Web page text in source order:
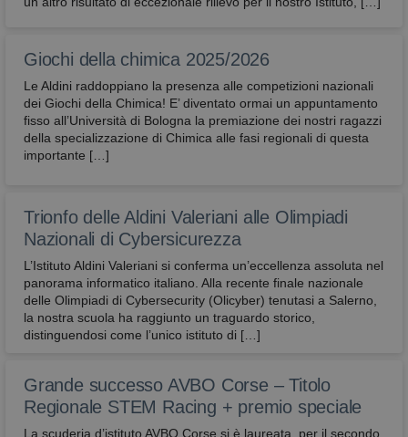
Giochi della chimica 2025/2026
Le Aldini raddoppiano la presenza alle competizioni nazionali
dei Giochi della Chimica! E’ diventato ormai un appuntamento
fisso all’Università di Bologna la premiazione dei nostri ragazzi
della specializzazione di Chimica alle fasi regionali di questa
importante […]
Trionfo delle Aldini Valeriani alle Olimpiadi
Nazionali di Cybersicurezza
L’Istituto Aldini Valeriani si conferma un’eccellenza assoluta nel
panorama informatico italiano. Alla recente finale nazionale
delle Olimpiadi di Cybersecurity (Olicyber) tenutasi a Salerno,
la nostra scuola ha raggiunto un traguardo storico,
distinguendosi come l’unico istituto di […]
Grande successo AVBO Corse – Titolo
Regionale STEM Racing + premio speciale
La scuderia d’istituto AVBO Corse si è laureata, per il secondo